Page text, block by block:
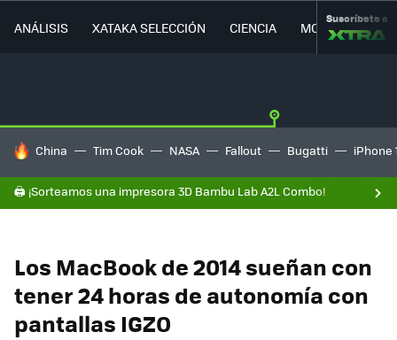
ANÁLISIS XATAKA SELECCIÓN CIENCIA MOVILIDAD
Suscríbete a
HOY SE HABLA DE
China Tim Cook NASA Fallout Bugatti iPhone
🖨️ ¡Sorteamos una impresora 3D Bambu Lab A2L Combo!
Los MacBook de 2014 sueñan con
tener 24 horas de autonomía con
pantallas IGZO